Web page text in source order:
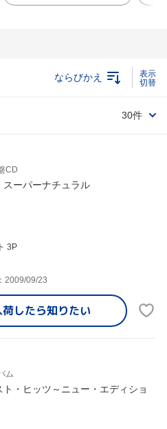
ならびかえ
30件
CD
スーパーナチュラル
3P
2009/09/23
荷したら知りたい
ム
ト・ヒッツ～ニュー・エディショ